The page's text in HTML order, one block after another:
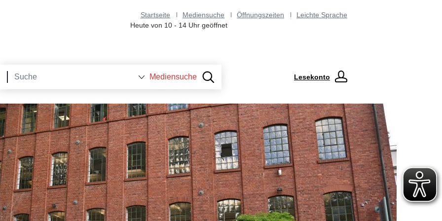
Startseite Mediensuche Öffnungszeiten
Leichte Sprache
Heute von 10 - 14 Uhr geöffnet
Mediensuche Lesekonto